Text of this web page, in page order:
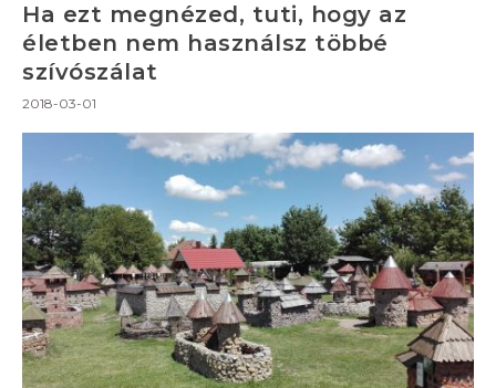
Ha ezt megnézed, tuti, hogy az
életben nem használsz többé
szívószálat
2018-03-01